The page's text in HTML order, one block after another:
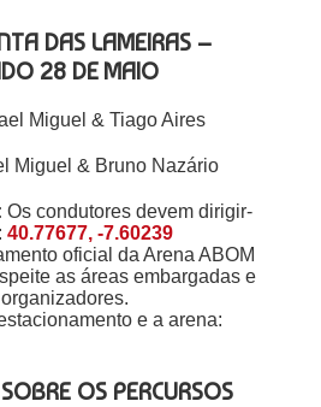
DAS LAMEIRAS –
28 DE MAIO
Miguel & Tiago Aires
Miguel & Bruno Nazário
Os condutores devem dirigir-
40.77677, -7.60239
oficial da Arena ABOM
as áreas embargadas e
e a arena:
OS PERCURSOS